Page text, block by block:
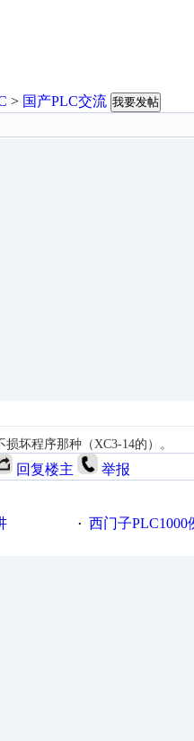
> 国产PLC交流 我要发帖
坏程序那种（XC3-14的）。
回复楼主 举报
· 西门子PLC1000